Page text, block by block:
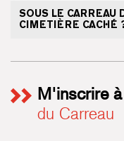
SOUS LE CARREAU
CIMETIÈRE CACHÉ
M'inscrire
du Carreau